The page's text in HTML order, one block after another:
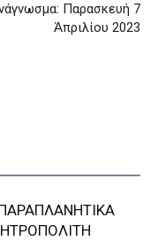
Παρασκευή 7
Ἀπριλίου 2023